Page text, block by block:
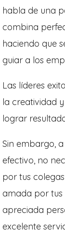
habla de una
combina
haciendo que
guiar a los
Las líderes
la creatividad
lograr
Sin embargo,
efectivo, no
por tus
amada por tus
apreciada
excelente